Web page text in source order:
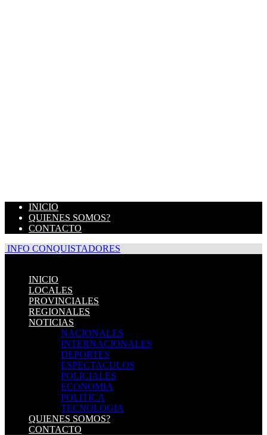
INICIO
QUIENES SOMOS?
CONTACTO
INFO CONQUISTADORES
INICIO
LOCALES
PROVINCIALES
REGIONALES
NOTICIAS
NACIONALES
INTERNACIONALES
DEPORTES
ESPECTACULOS
POLICIALES
ECONOMIA
POLITICA
TECNOLOGIA
QUIENES SOMOS?
CONTACTO